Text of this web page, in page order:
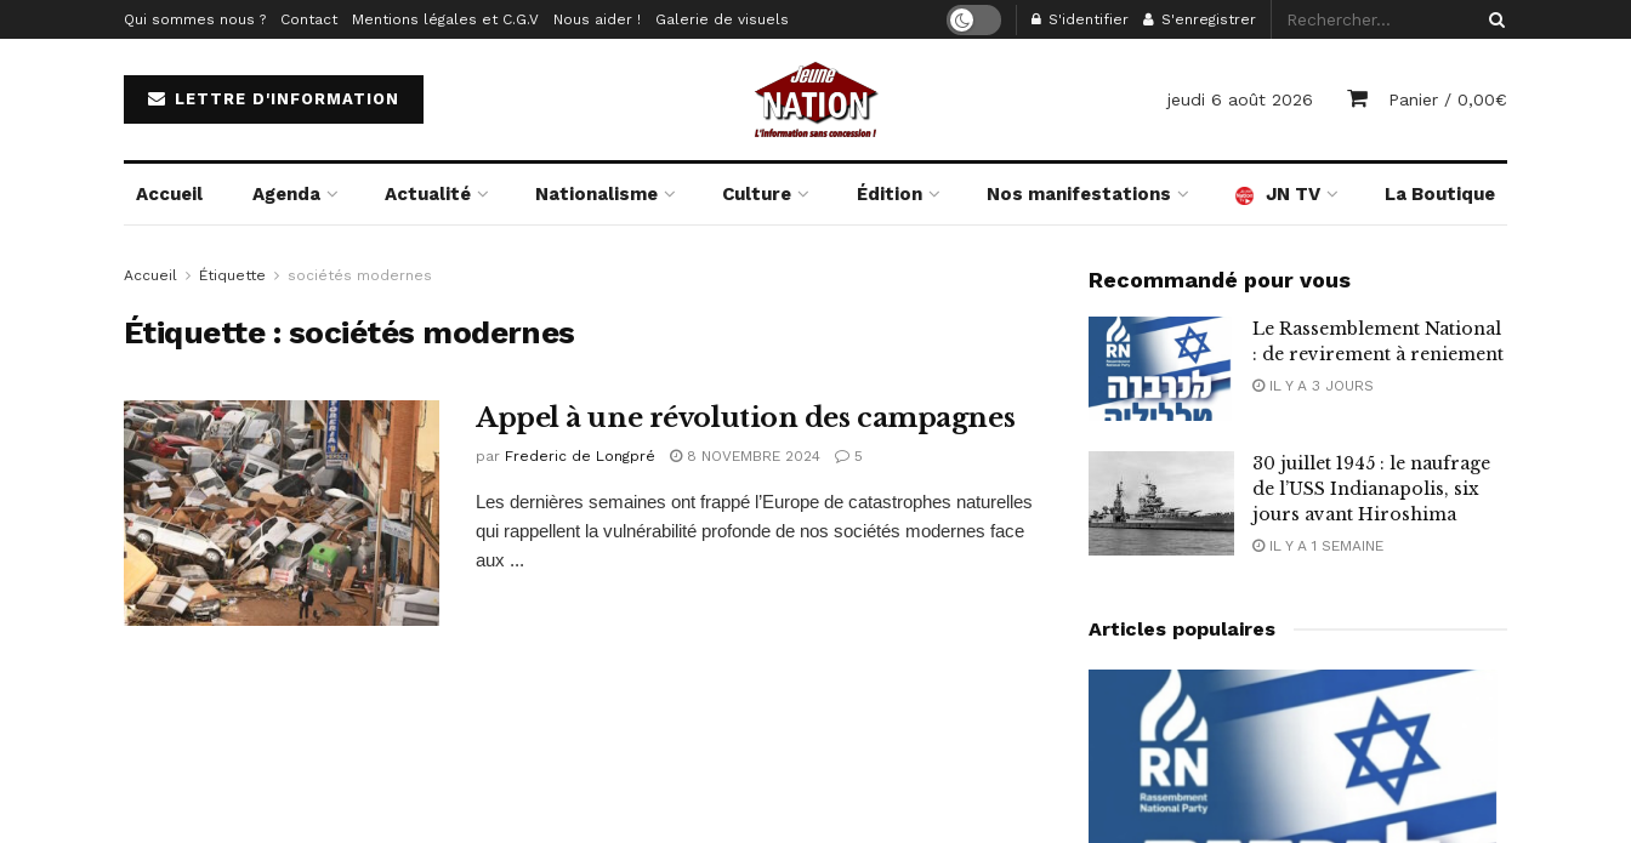
Qui sommes nous ? Contact Mentions légales et C.G.V Nous aider ! Galerie de visuels S'identifier S'enregistrer
LETTRE D'INFORMATION jeudi 6 août 2026 Panier / 0,00€
Accueil Agenda Actualité Nationalisme Culture Édition Nos manifestations JN TV La Boutique
Accueil Étiquette sociétés modernes
Étiquette : sociétés modernes
Appel à une révolution des campagnes
par Frederic de Longpré 8 NOVEMBRE 2024 5
Les dernières semaines ont frappé l’Europe de catastrophes naturelles
qui rappellent la vulnérabilité profonde de nos sociétés modernes face
aux ...
Recommandé pour vous
Le Rassemblement National
: de revirement à reniement
IL Y A 3 JOURS
30 juillet 1945 : le naufrage
de l’USS Indianapolis, six
jours avant Hiroshima
IL Y A 1 SEMAINE
Articles populaires